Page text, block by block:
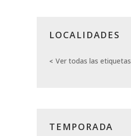
LOCALIDADES
Ver todas las etiquetas
TEMPORADA